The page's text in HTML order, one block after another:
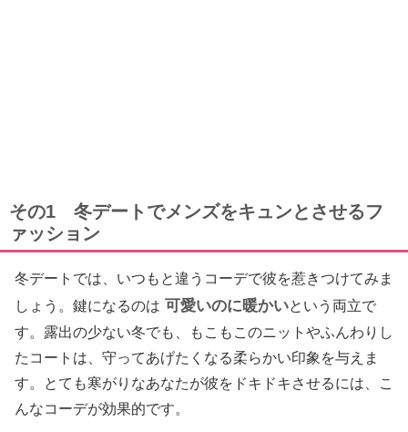
その1 冬デートでメンズをキュンとさせるフ
ァッション
冬デートでは、いつもと違うコーデで彼を惹きつけてみま
しょう。鍵になるのは 可愛いのに暖かいという両立で
す。露出の少ない冬でも、もこもこのニットやふんわりし
たコートは、守ってあげたくなる柔らかい印象を与えま
す。とても寒がりなあなたが彼をドキドキさせるには、こ
んなコーデが効果的です。